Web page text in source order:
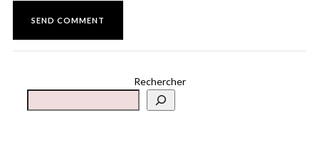
Rechercher